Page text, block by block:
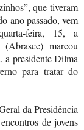
que tiveram
ano passado, vem
feira, 15, a
marcou
a presidente Dilma
para tratar do
da Presidência
de jovens